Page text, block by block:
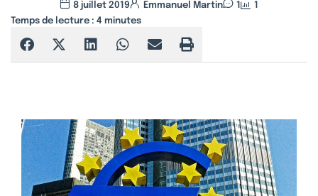
8 juillet 2019 Emmanuel Martin 1
1
Temps de lecture : 4 minutes